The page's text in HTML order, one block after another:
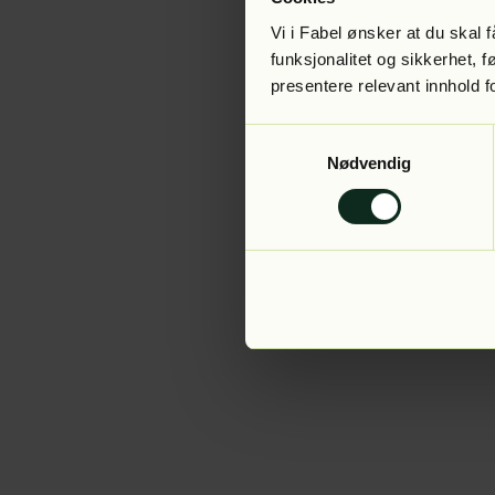
Vi i Fabel ønsker at du skal
funksjonalitet og sikkerhet,
presentere relevant innhold
Nødvendig
Application